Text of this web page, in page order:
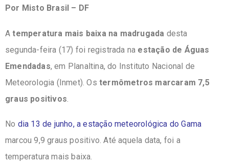
k
Por Misto Brasil – DF
Atemperatura mais baixa na madrugada desta
segunda-feira (17) foi registrada na estação de Águas
Emendadas, em Planaltina, do Instituto Nacional de
Meteorologia (Inmet). Os termômetros marcaram 7,5
graus positivos
No dia 13 de junho, a estação meteorológica do Gama
marcou 9,9 graus positivo. Até aquela data, foi a
temperatura mais baixa.